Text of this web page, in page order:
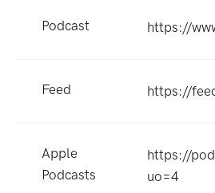
Podcast https://
Feed https://
Apple
Podcasts
https://
uo=4